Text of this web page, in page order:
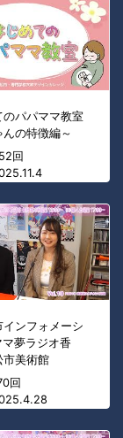
のパパママ教室
んの特徴編～
回
インフォメーシ
マ夢ラジオ香
市美術館
回